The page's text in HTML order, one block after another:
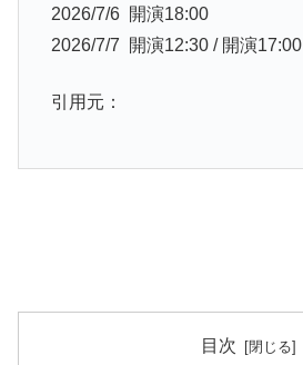
2026/7/6 開演18:00
2026/7/7 開演12:30 / 開演17:00
引用元：
目次